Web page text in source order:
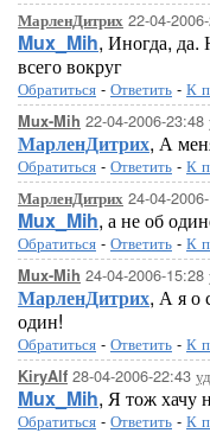
МарленДитрих 22-04-
Mux_Mih, Иногда, да.
всего вокруг
Обратиться - Ответить - К
Mux-Mih 22-04-2006-23:48
МарленДитрих, А
Обратиться - Ответить - К
МарленДитрих 24-04-
Mux_Mih, а не об
Обратиться - Ответить - К
Mux-Mih 24-04-2006-15:28
МарленДитрих, А я о
один!
Обратиться - Ответить - К
KiryAlf 28-04-2006-22:43
Mux_Mih, Я тож хачу
Обратиться - Ответить - К